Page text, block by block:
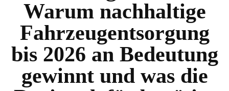
Warum nachhaltige
Fahrzeugentsorgung
bis 2026 an Bedeutung
gewinnt und was die